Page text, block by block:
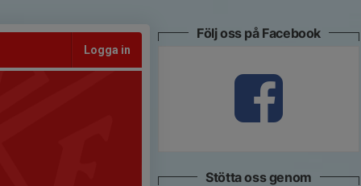
Logga in
Följ oss på Facebook
Stötta oss genom